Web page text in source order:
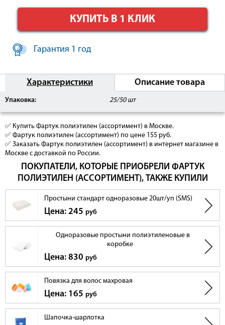
КУПИТЬ В 1 КЛИК
Гарантия 1 год
Характеристики Описание товара
Упаковка: 25/50 шт
✅ Купить Фартук полиэтилен (ассортимент) в Москве.
✅ Фартук полиэтилен (ассортимент) по цене 155 руб.
✅ Заказать Фартук полиэтилен (ассортимент) в интернет магазине в
Москве с доставкой по России.
ПОКУПАТЕЛИ, КОТОРЫЕ ПРИОБРЕЛИ ФАРТУК
ПОЛИЭТИЛЕН (АССОРТИМЕНТ), ТАКЖЕ КУПИЛИ
Простыни стандарт одноразовые 20шт/уп (SMS)
Цена: 245 руб
Одноразовые простыни полиэтиленовые в
коробке
Цена: 830 руб
Повязка для волос махровая
Цена: 165 руб
Шапочка-шарлотка